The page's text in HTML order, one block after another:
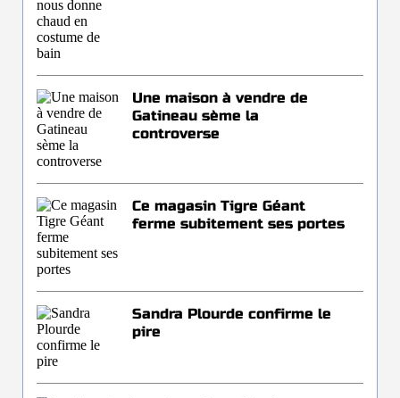
Une maison à vendre de
Gatineau sème la
controverse
Ce magasin Tigre Géant
ferme subitement ses portes
Sandra Plourde confirme le
pire